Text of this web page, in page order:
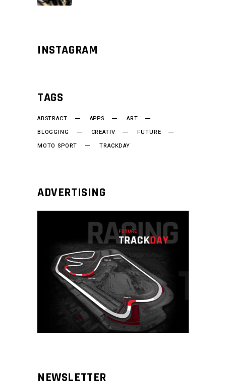
INSTAGRAM
TAGS
ABSTRACT APPS
ART
BLOGGING
CREATIV
FUTURE
MOTO SPORT
TRACKDAY
ADVERTISING
NEWSLETTER